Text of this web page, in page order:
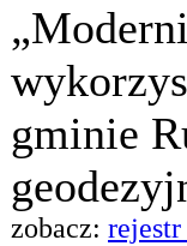
gminie
zobacz: